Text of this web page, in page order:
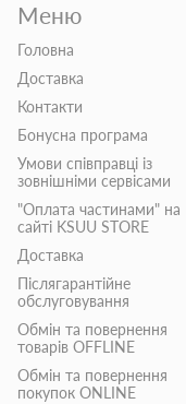
Меню
Головна
Доставка
Контакти
Бонусна програма
Умови співправці із
зовнішніми сервісами
"Оплата частинами" на
сайті KSUU STORE
Доставка
Післягарантійне
обслуговування
Обмін та повернення
товарів OFFLINE
Обмін та повернення
покупок ONLINE